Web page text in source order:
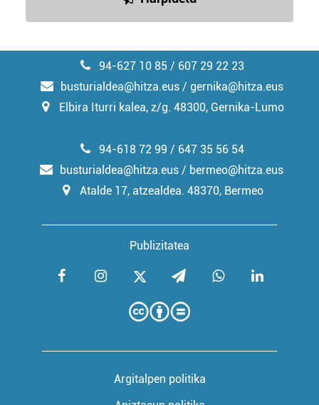
94-627 10 85 / 607 29 22 23
busturialdea@hitza.eus / gernika@hitza.eus
Elbira Iturri kalea, z/g. 48300, Gernika-Lumo
Publizitatea
94-618 72 99 / 647 35 56 54
busturialdea@hitza.eus / bermeo@hitza.eus
Atalde 17, atzealdea. 48370, Bermeo
Argitalpen politika